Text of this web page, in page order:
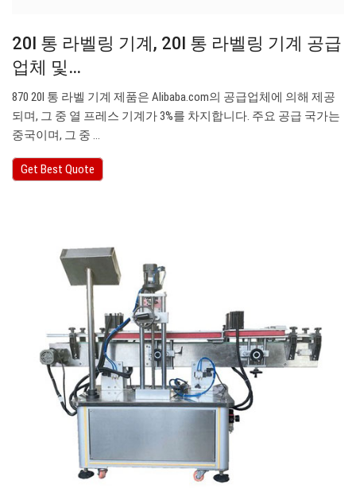
20l 통 라벨링 기계, 20l 통 라벨링 기계 공급
업체 및…
870 20l 통 라벨 기계 제품은 Alibaba.com의 공급업체에 의해 제공
되며, 그 중 열 프레스 기계가 3%를 차지합니다. 주요 공급 국가는
중국이며, 그 중 ...
Get Best Quote